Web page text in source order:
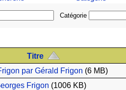
Catégorie
Titre
par Gérald Frigon (6 MB)
Frigon (1006 KB)